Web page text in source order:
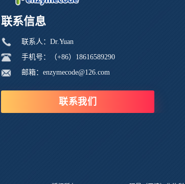
联系信息
联系人：Dr.Yuan
手机号：（+86）18616589290
邮箱：enzymecode@126.com
联系我们